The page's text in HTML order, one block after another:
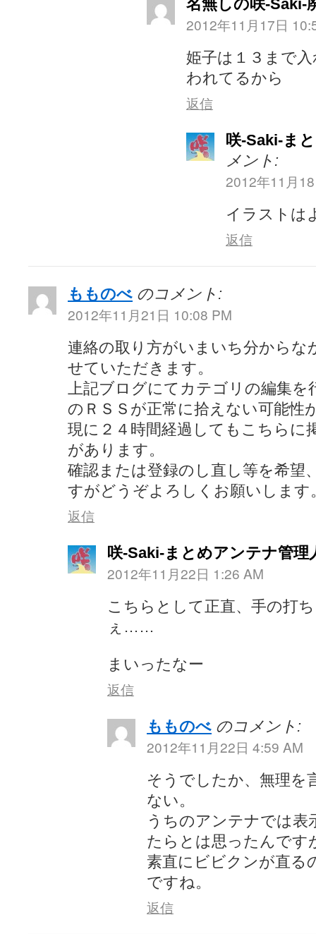
名無しの咲-Saki-
2012年11月17日
姫子は１３まで
われてるから
返信
咲-Saki-ま
メント:
2012年11月
イラストは
返信
もものべ のコメント:
2012年11月21日 10:08 PM
連絡の取り方がいまいち分からな
せていただきます。
上記ブログにてカテゴリの編集を
のＲＳＳが正常に拾えない可能性
現に２４時間経過してもこちらに
があります。
確認または登録のし直し等を希望
すがどうぞよろしくお願いします
返信
咲-Saki-まとめアンテナ管理
2012年11月22日 1:26 AM
こちらとして正直、手の打
ぇ……
まいったなー
返信
もものべ のコメント:
2012年11月22日 4:59 AM
そうでしたか、無理を
ない。
うちのアンテナでは
たらとは思ったんです
素直にビビクンが直る
ですね。
返信